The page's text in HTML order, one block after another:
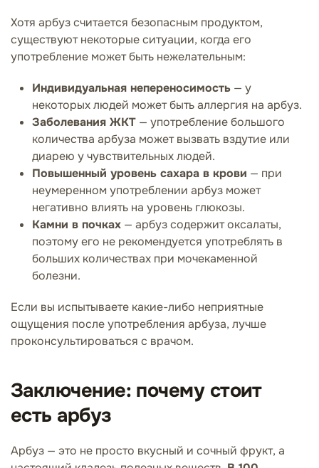
Хотя арбуз считается безопасным продуктом,
существуют некоторые ситуации, когда его
употребление может быть нежелательным:
Индивидуальная непереносимость — у
некоторых людей может быть аллергия на арбуз.
Заболевания ЖКТ — употребление большого
количества арбуза может вызвать вздутие или
диарею у чувствительных людей.
Повышенный уровень сахара в крови — при
неумеренном употреблении арбуз может
негативно влиять на уровень глюкозы.
Камни в почках — арбуз содержит оксалаты,
поэтому его не рекомендуется употреблять в
больших количествах при мочекаменной
болезни.
Если вы испытываете какие-либо неприятные
ощущения после употребления арбуза, лучше
проконсультироваться с врачом.
Заключение: почему стоит
есть арбуз
Арбуз — это не просто вкусный и сочный фрукт, а